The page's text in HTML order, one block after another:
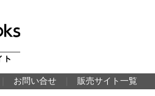
お問い合せ 販売サイト一覧